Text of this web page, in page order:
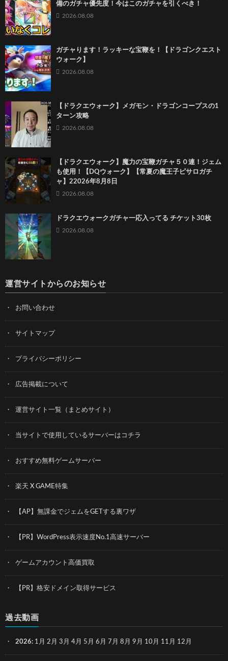
備のガチャ優先度！今はこのガチャを引くべき！
2026.08.08
ガチャります！ラッキーな宝鞭を！【ドラゴンクエスト
ウォーク】
2026.08.08
【ドラクエウォーク】メガモン・ドラゴンコープスの1
ターン攻略
2026.08.08
【ドラクエウォーク】魔力の宝鞭ガチャ５０連！ジェム
も使用！【DQウォーク】【常夏の魔王子ピサロガチ
ャ】22026年8月8日
2026.08.08
ドラクエウォークガチャ一応入ってる チケット30枚
2026.08.08
運営サイトからのお知らせ
お問い合わせ
サイトマップ
プライバシーポリシー
広告掲載について
運営サイト一覧（まとめサイト）
当サイトで使用しているサーバーはコチラ
おすすめ無料ゲームサーバー
楽天 X GAME特集
【AP】無課金でジェムをGETする裏ワザ
【PR】WordPress表示速度No.1高速サーバー
ゲームアカウント高価買取
【PR】格安ドメイン取得サービス
過去動画
2026: 1月 2月 3月 4月 5月 6月 7月 8月 9月 10月 11月 12月